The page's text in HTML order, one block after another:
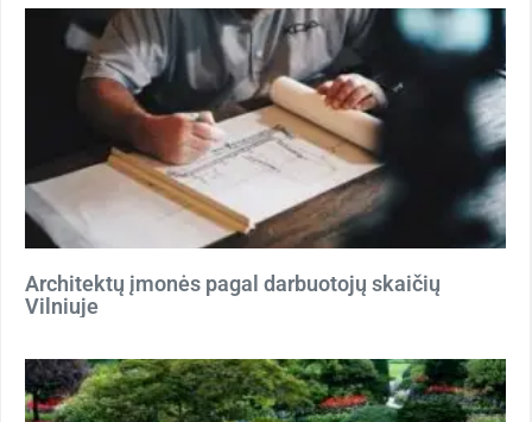
Architektų įmonės pagal darbuotojų skaičių
Vilniuje